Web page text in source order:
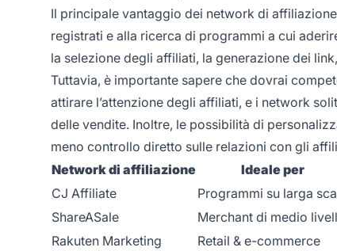
Il principale vantaggio dei network di
registrati e alla ricerca di programmi a cui
la selezione degli affiliati, la generazione dei
Tuttavia, è importante sapere che dovrai
attirare l’attenzione degli affiliati, e i network
delle vendite. Inoltre, le possibilità di
meno controllo diretto sulle relazioni con gli
Network di affiliazione
Ideale per
CJ Affiliate
Programmi su larga
ShareASale
Merchant di medio
Rakuten Marketing
Retail & e-commerce